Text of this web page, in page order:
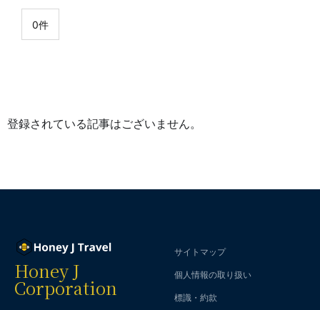
0件
登録されている記事はございません。
Honey J
Corporation
サイトマップ
個人情報の取り扱い
標識・約款